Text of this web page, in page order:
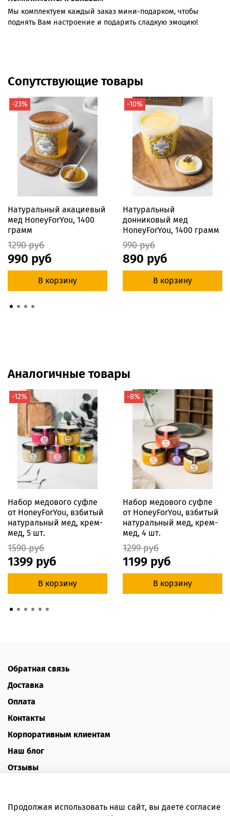
Мы комплектуем каждый заказ мини-подарком, чтобы
поднять Вам настроение и подарить сладкую эмоцию!
Сопутствующие товары
-23%
Натуральный акациевый
мед HoneyForYou, 1400
грамм
1290 руб
990 руб
В корзину
-10%
Натуральный
донниковый мед
HoneyForYou, 1400 грамм
990 руб
890 руб
В корзину
Аналогичные товары
-12%
Набор медового суфле
от HoneyForYou, взбитый
натуральный мед, крем-
мед, 5 шт.
1590 руб
1399 руб
В корзину
-8%
Набор медового суфле
от HoneyForYou, взбитый
натуральный мед, крем-
мед, 4 шт.
1299 руб
1199 руб
В корзину
Обратная связь
Доставка
Оплата
Контакты
Корпоративным клиентам
Наш блог
Отзывы
Продолжая использовать наш сайт, вы даете согласие